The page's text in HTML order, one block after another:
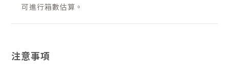
可進行箱數估算。
注意事項